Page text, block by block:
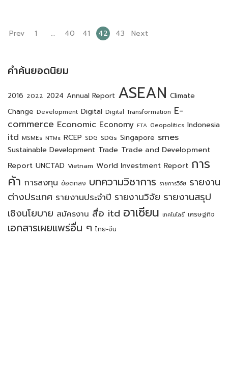
Prev 1 … 40 41 42 43 Next
คำค้นยอดนิยม
2016 2022 2024 Annual Report ASEAN Climate
Change Development Digital Digital Transformation E-
commerce Economic Economy FTA Geopolitics Indonesia
itd MSMEs NTMs RCEP SDG SDGs Singapore smes
Sustainable Development Trade Trade and Development
Report UNCTAD Vietnam World Investment Report การ
ค้า การลงทุน ข้อตกลง บทความวิชาการ รายการวิจัย รายงาน
ต่างประเทศ รายงานประจำปี รายงานวิจัย รายงานสรุป
เชิงนโยบาย สมัครงาน สื่อ itd อาเซียน เทคโนโลยี เศรษฐกิจ
เอกสารเผยแพร่อื่น ๆ ไทย-จีน